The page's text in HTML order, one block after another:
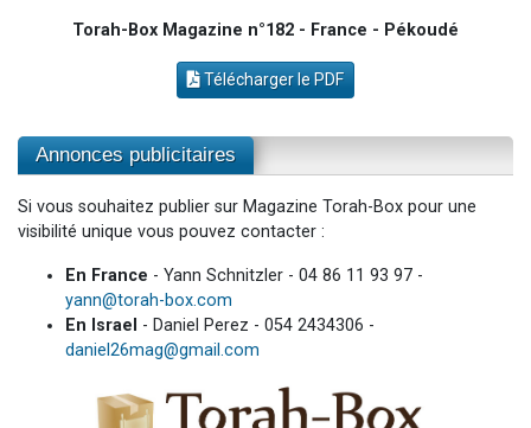
Torah-Box Magazine n°182 - France - Pékoudé
Télécharger le PDF
Annonces publicitaires
Si vous souhaitez publier sur Magazine Torah-Box pour une
visibilité unique vous pouvez contacter :
En France - Yann Schnitzler - 04 86 11 93 97 -
yann@torah-box.com
En Israel - Daniel Perez - 054 2434306 -
daniel26mag@gmail.com